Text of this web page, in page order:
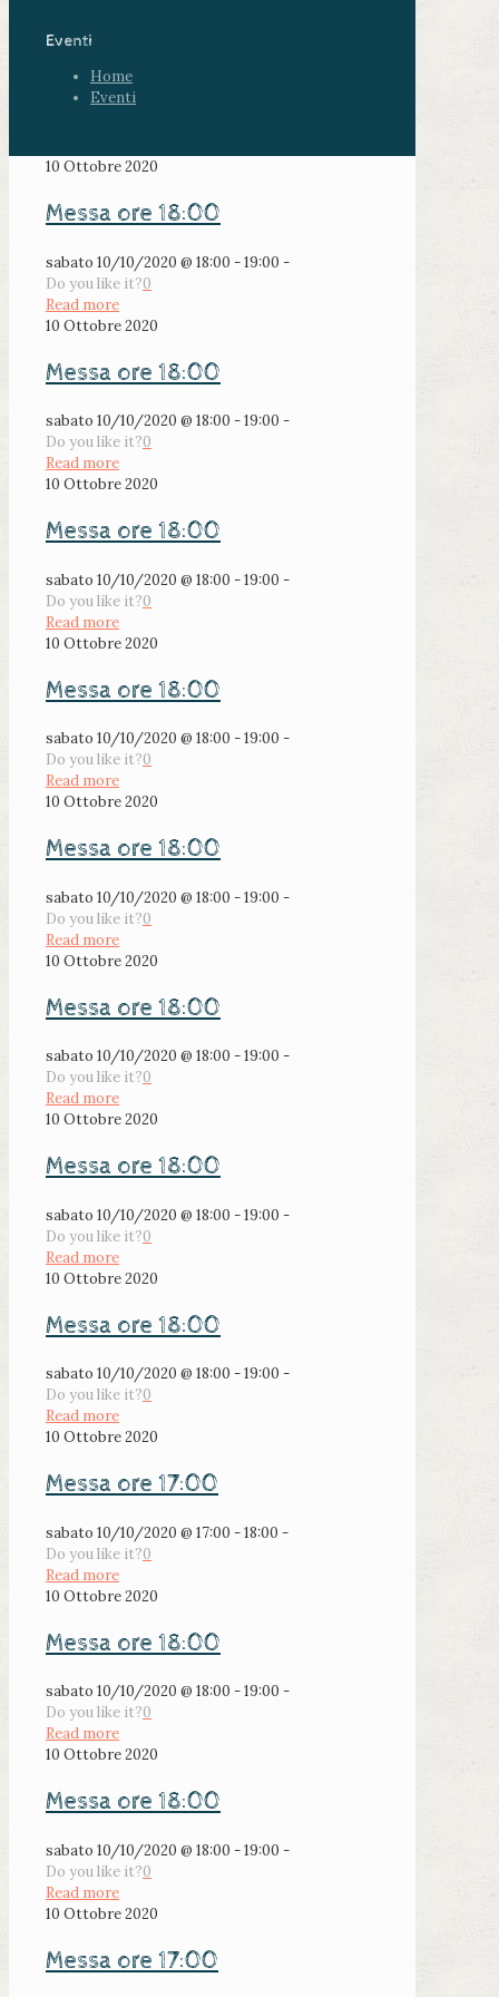
Eventi
Home
Eventi
10 Ottobre 2020
Messa ore 18:00
sabato 10/10/2020 @ 18:00 - 19:00 -
Do you like it?0
Read more
10 Ottobre 2020
Messa ore 18:00
sabato 10/10/2020 @ 18:00 - 19:00 -
Do you like it?0
Read more
10 Ottobre 2020
Messa ore 18:00
sabato 10/10/2020 @ 18:00 - 19:00 -
Do you like it?0
Read more
10 Ottobre 2020
Messa ore 18:00
sabato 10/10/2020 @ 18:00 - 19:00 -
Do you like it?0
Read more
10 Ottobre 2020
Messa ore 18:00
sabato 10/10/2020 @ 18:00 - 19:00 -
Do you like it?0
Read more
10 Ottobre 2020
Messa ore 18:00
sabato 10/10/2020 @ 18:00 - 19:00 -
Do you like it?0
Read more
10 Ottobre 2020
Messa ore 18:00
sabato 10/10/2020 @ 18:00 - 19:00 -
Do you like it?0
Read more
10 Ottobre 2020
Messa ore 18:00
sabato 10/10/2020 @ 18:00 - 19:00 -
Do you like it?0
Read more
10 Ottobre 2020
Messa ore 17:00
sabato 10/10/2020 @ 17:00 - 18:00 -
Do you like it?0
Read more
10 Ottobre 2020
Messa ore 18:00
sabato 10/10/2020 @ 18:00 - 19:00 -
Do you like it?0
Read more
10 Ottobre 2020
Messa ore 18:00
sabato 10/10/2020 @ 18:00 - 19:00 -
Do you like it?0
Read more
10 Ottobre 2020
Messa ore 17:00